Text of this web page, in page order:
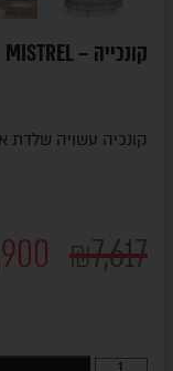
קונכייה – MISTREL
קונכיה עשויה שלדת
₪7,617